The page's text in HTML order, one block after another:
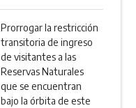
Prorrogar la restricción
transitoria de ingreso
de visitantes a las
Reservas Naturales
que se encuentran
bajo la órbita de este